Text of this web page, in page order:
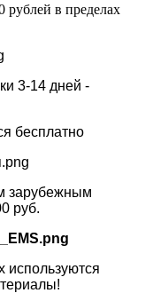
рублей в пределах
3-14 дней -
бесплатно
зарубежным
руб.
используются